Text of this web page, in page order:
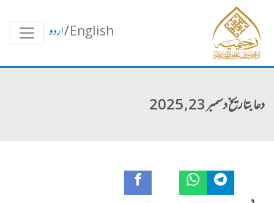
English
/اردو
دعا بتاریخ دسمبر 23, 2025